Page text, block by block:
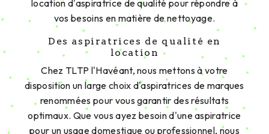
N'attendez plus pour bénéficier de notre service de
location d'aspiratrice à Coatréven. Contactez-
nous au 02 96 38 02 37 pour plus d'informations et
pour réserver votre aspiratrice dès aujourd'hui.
Chez TLTP l'Havéant, la propreté n'a jamais été
aussi simple!
En savoir plus Contactez-nous